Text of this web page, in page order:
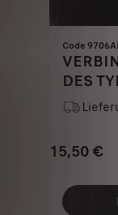
Code
DES
15,50 €
Price
Quantity
updated